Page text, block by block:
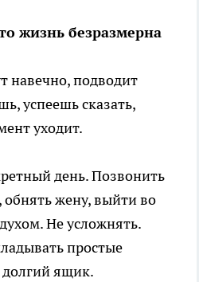
жизнь безразмерна
навечно, подводит
успеешь сказать,
уходит.
день. Позвонить
обнять жену, выйти во
Не усложнять.
простые
долгий ящик.